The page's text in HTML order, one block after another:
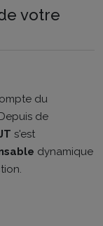
votre
du
de
s'est
dynamique